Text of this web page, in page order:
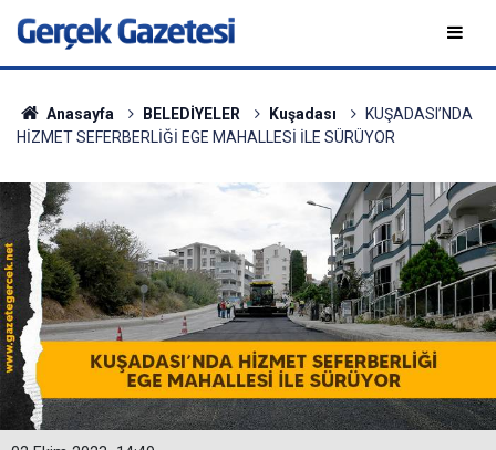
Anasayfa BELEDİYELER Kuşadası
KUŞADASI’NDA
HİZMET SEFERBERLİĞİ EGE MAHALLESİ İLE SÜRÜYOR